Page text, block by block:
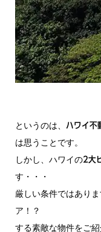
というのは、 ハワイ不
は思うことです。
しかし、ハワイの2大
す・・・
厳しい条件ではあり
ア！？
する素敵な物件をご紹